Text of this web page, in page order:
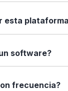
funciones
tengas toda la
esta
tipo de
software?
usas o sugerir
frecuencia?